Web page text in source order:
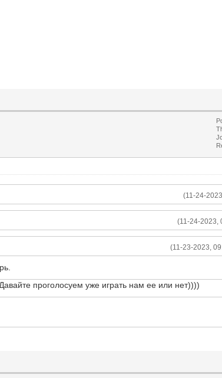
(11-24-
(11-24-2023,
(11-23-2023,
проголосуем уже играть нам ее или нет))))